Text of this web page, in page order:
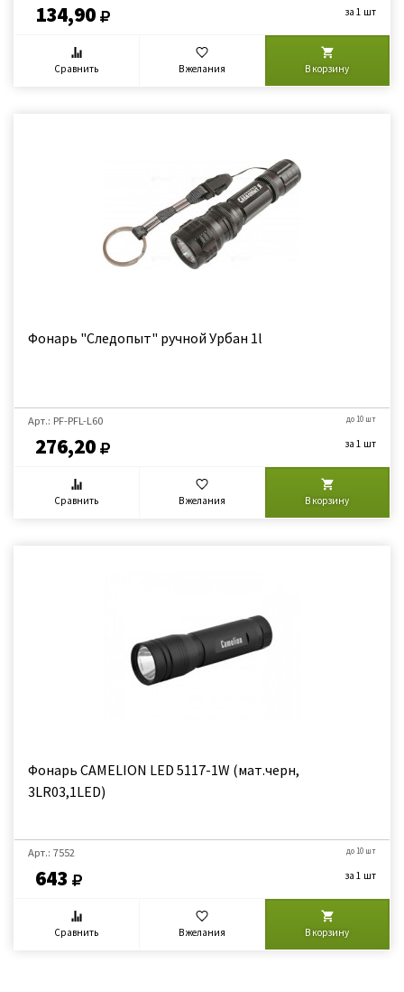
134,90 за 1 шт
Сравнить В желания В корзину
Фонарь "Следопыт" ручной Урбан 1l
Арт.: PF-PFL-L60
276,20
до 10 шт
за 1 шт
Сравнить В желания В корзину
Фонарь CAMELION LED 5117-1W (мат.черн,
3LR03,1LED)
Арт.: 7552
643
до 10 шт
за 1 шт
Сравнить В желания В корзину